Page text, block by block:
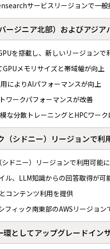
サービスリージョンで一般
ジニア北部）およびアジ
を搭載し、新しいリージョンで
メモリサイズと帯域幅が向上
によりAIパフォーマンスが向上
ワークパフォーマンスが改善
分散トレーニングとHPCワーク
シドニー）リージョンで利
ドニー）リージョンで利用可能
ル、LLM知識からの回答取得が可
コンテンツ利用を提供
ィック南東部のAWSリージョン
としてアップグレードイン